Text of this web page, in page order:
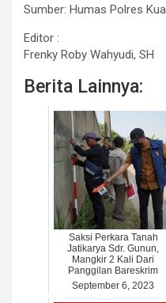
Sumber: Humas Polres
Editor :
Frenky Roby Wahyudi, SH
Berita Lainnya:
Saksi Perkara Tanah
Jatikarya Sdr. Gunun,
Mangkir 2 Kali Dari
Panggilan Bareskrim
September 6, 2023